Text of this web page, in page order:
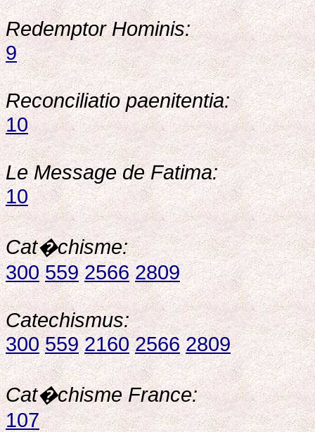
Redemptor Hominis:
9
Reconciliatio paenitentia:
10
Le Message de Fatima:
10
Cat�chisme:
300 559 2566 2809
Catechismus:
300 559 2160 2566 2809
Cat�chisme France:
107